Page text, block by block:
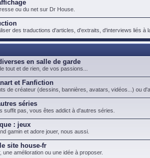
ou du net sur Dr House.
des traductions d'articles, d'extraits, d'interviews liés à
en salle de garde
tout et de rien, de vos passions...
et Fanfiction
de créateur (dessins, bannières, avatars, vidéos...) ou
séries
suffit pas, vous êtes addict à d'autres séries.
: jeux
gamin et adore jouer, nous aussi.
site house-fr
une amélioration ou une idée à proposer.